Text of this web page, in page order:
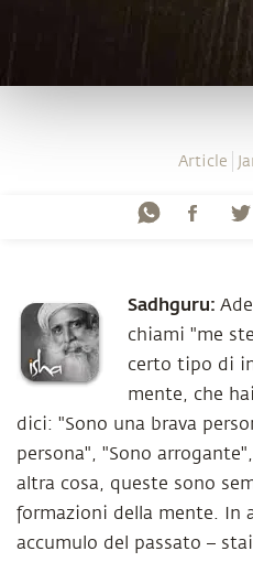
Article
Sadhguru:
chiami "me
certo tipo di
mente, che
dici: "Sono una brava
persona", "Sono
altra cosa, queste sono
formazioni della mente. In
accumulo del passato –